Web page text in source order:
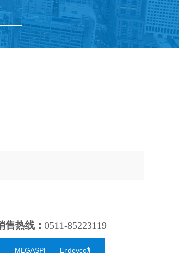
售热线： 0511-85223119
高速摄影机
MEGASPEED高速摄像机Endevco加速度传感器